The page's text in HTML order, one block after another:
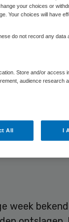
het
die hun
helpen
en het
week
your choices or
Your choices will have
do not record any data
Store and/or access
audience research
All I